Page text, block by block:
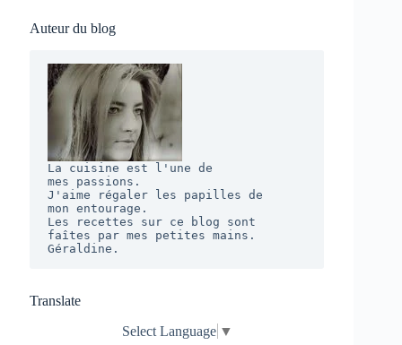
Auteur du blog
La cuisine est l'une de
mes passions.
J'aime régaler les papilles de
mon entourage.
Les recettes sur ce blog sont
faîtes par mes petites mains.
Géraldine.
Translate
Select Language ▼